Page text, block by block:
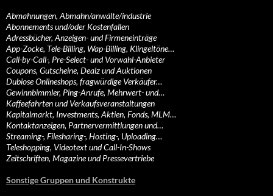
Abmahnungen, Abmahn/anwälte/industrie
Abonnements und/oder Kostenfallen
Adressbücher, Anzeigen- und Firmeneinträge
App-Zocke, Tele-Billing, Wap-Billing, Klingeltöne…
Call-by-Call-, Pre-Select- und Vorwahl-Anbieter
Coupons, Gutscheine, Dealz und Auktionen
Dubiose Onlineshops, fragwürdige Verkäufer…
Gewinnbimmler, Ping-Anrufe, Mehrwert- und…
Kaffeefahrten und Verkaufsveranstaltungen
Kapitalmarkt, Investments, Aktien, Fonds, MLM…
Kontaktanzeigen, Partnervermittlungen und…
Streaming-, Filesharing-, Hosting-, Uploading…
Teleshopping, Videotext und Call-In-Shows
Zeitschriften, Magazine und Pressevertriebe
Sonstige Gruppen und Konstrukte